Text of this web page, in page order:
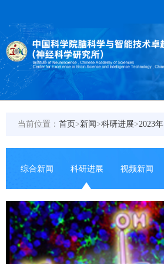
当前位置： 首页>新闻>科研进展>2023年
综合新闻 科研进展 视频新闻